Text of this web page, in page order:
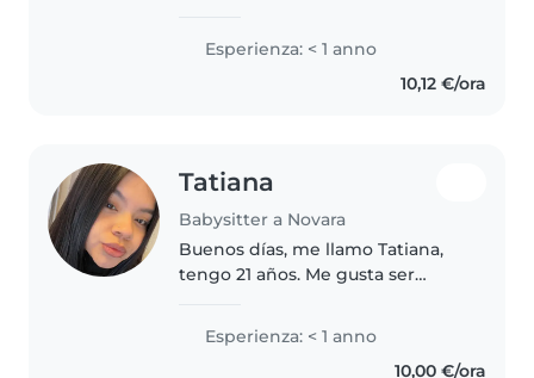
çocuklarla keyifli vakit
geçiriyorum. Yeni başlayan bir
Esperienza: < 1 anno
10,12 €/ora
Tatiana
Babysitter a Novara
Buenos días, me llamo Tatiana,
tengo 21 años. Me gusta ser
mucho los niños. Tengo mucha
paciencia y me encanta
Esperienza: < 1 anno
10,00 €/ora